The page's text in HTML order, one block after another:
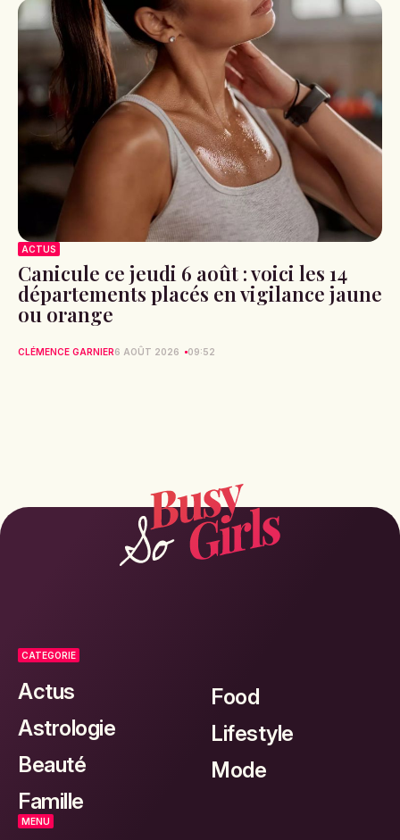
ACTUS
Canicule ce jeudi 6 août : voici les 14
départements placés en vigilance jaune
ou orange
CLÉMENCE GARNIER6 AOÛT 2026 09:52
CATEGORIE
Actus
Astrologie
Beauté
Famille
Food
Lifestyle
Mode
MENU